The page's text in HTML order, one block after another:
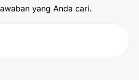
yang Anda cari.